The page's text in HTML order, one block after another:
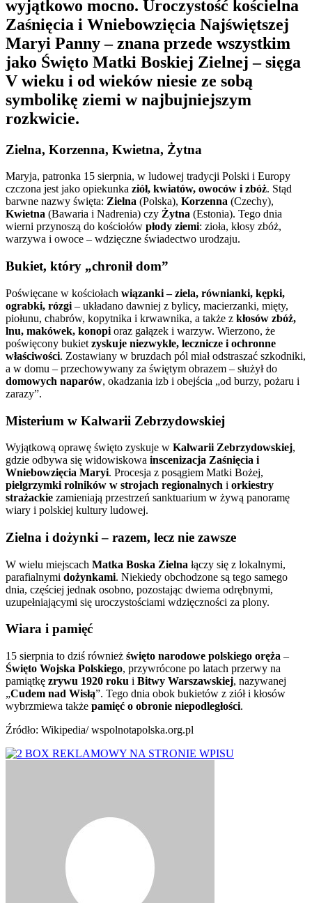
wyjątkowo mocno. Uroczystość kościelna
Zaśnięcia i Wniebowzięcia Najświętszej
Maryi Panny – znana przede wszystkim
jako Święto Matki Boskiej Zielnej – sięga
V wieku i od wieków niesie ze sobą
symbolikę ziemi w najbujniejszym
rozkwicie.
Zielna, Korzenna, Kwietna, Żytna
Maryja, patronka 15 sierpnia, w ludowej tradycji Polski i Europy
czczona jest jako opiekunka ziół, kwiatów, owoców i zbóż. Stąd
barwne nazwy święta: Zielna (Polska), Korzenna (Czechy),
Kwietna (Bawaria i Nadrenia) czy Żytna (Estonia). Tego dnia
wierni przynoszą do kościołów płody ziemi: zioła, kłosy zbóż,
warzywa i owoce – wdzięczne świadectwo urodzaju.
Bukiet, który „chronił dom”
Poświęcane w kościołach wiązanki – ziela, równianki, kępki,
ograbki, rózgi – układano dawniej z bylicy, macierzanki, mięty,
piołunu, chabrów, kopytnika i krwawnika, a także z kłosów zbóż,
lnu, makówek, konopi oraz gałązek i warzyw. Wierzono, że
poświęcony bukiet zyskuje niezwykłe, lecznicze i ochronne
właściwości. Zostawiany w bruzdach pól miał odstraszać szkodniki,
a w domu – przechowywany za świętym obrazem – służył do
domowych naparów, okadzania izb i obejścia „od burzy, pożaru i
zarazy”.
Misterium w Kalwarii Zebrzydowskiej
Wyjątkową oprawę święto zyskuje w Kalwarii Zebrzydowskiej,
gdzie odbywa się widowiskowa inscenizacja Zaśnięcia i
Wniebowzięcia Maryi. Procesja z posągiem Matki Bożej,
pielgrzymki rolników w strojach regionalnych i orkiestry
strażackie zamieniają przestrzeń sanktuarium w żywą panoramę
wiary i polskiej kultury ludowej.
Zielna i dożynki – razem, lecz nie zawsze
W wielu miejscach Matka Boska Zielna łączy się z lokalnymi,
parafialnymi dożynkami. Niekiedy obchodzone są tego samego
dnia, częściej jednak osobno, pozostając dwiema odrębnymi,
uzupełniającymi się uroczystościami wdzięczności za plony.
Wiara i pamięć
15 sierpnia to dziś również święto narodowe polskiego oręża –
Święto Wojska Polskiego, przywrócone po latach przerwy na
pamiątkę zrywu 1920 roku i Bitwy Warszawskiej, nazywanej
„Cudem nad Wisłą”. Tego dnia obok bukietów z ziół i kłosów
wybrzmiewa także pamięć o obronie niepodległości.
Źródło: Wikipedia/ wspolnotapolska.org.pl